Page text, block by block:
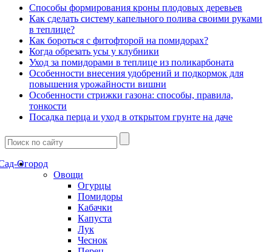
Способы формирования кроны плодовых деревьев
Как сделать систему капельного полива своими руками
в теплице?
Как бороться с фитофторой на помидорах?
Когда обрезать усы у клубники
Уход за помидорами в теплице из поликарбоната
Особенности внесения удобрений и подкормок для
повышения урожайности вишни
Особенности стрижки газона: способы, правила,
тонкости
Посадка перца и уход в открытом грунте на даче
Огород
Овощи
Огурцы
Помидоры
Кабачки
Капуста
Лук
Чеснок